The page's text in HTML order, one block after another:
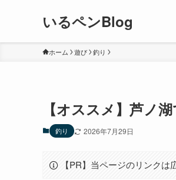
いるペンBlog
ホーム 遊び 釣り
【オススメ】芦ノ
釣り 2026年7月29日
【PR】当ページのリンクは